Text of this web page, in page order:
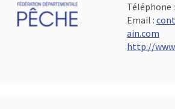
Téléphone :
Email :
ain.com
http://